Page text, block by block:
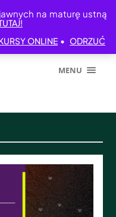
na maturę ustną
ONLINE • ODRZUĆ
MENU